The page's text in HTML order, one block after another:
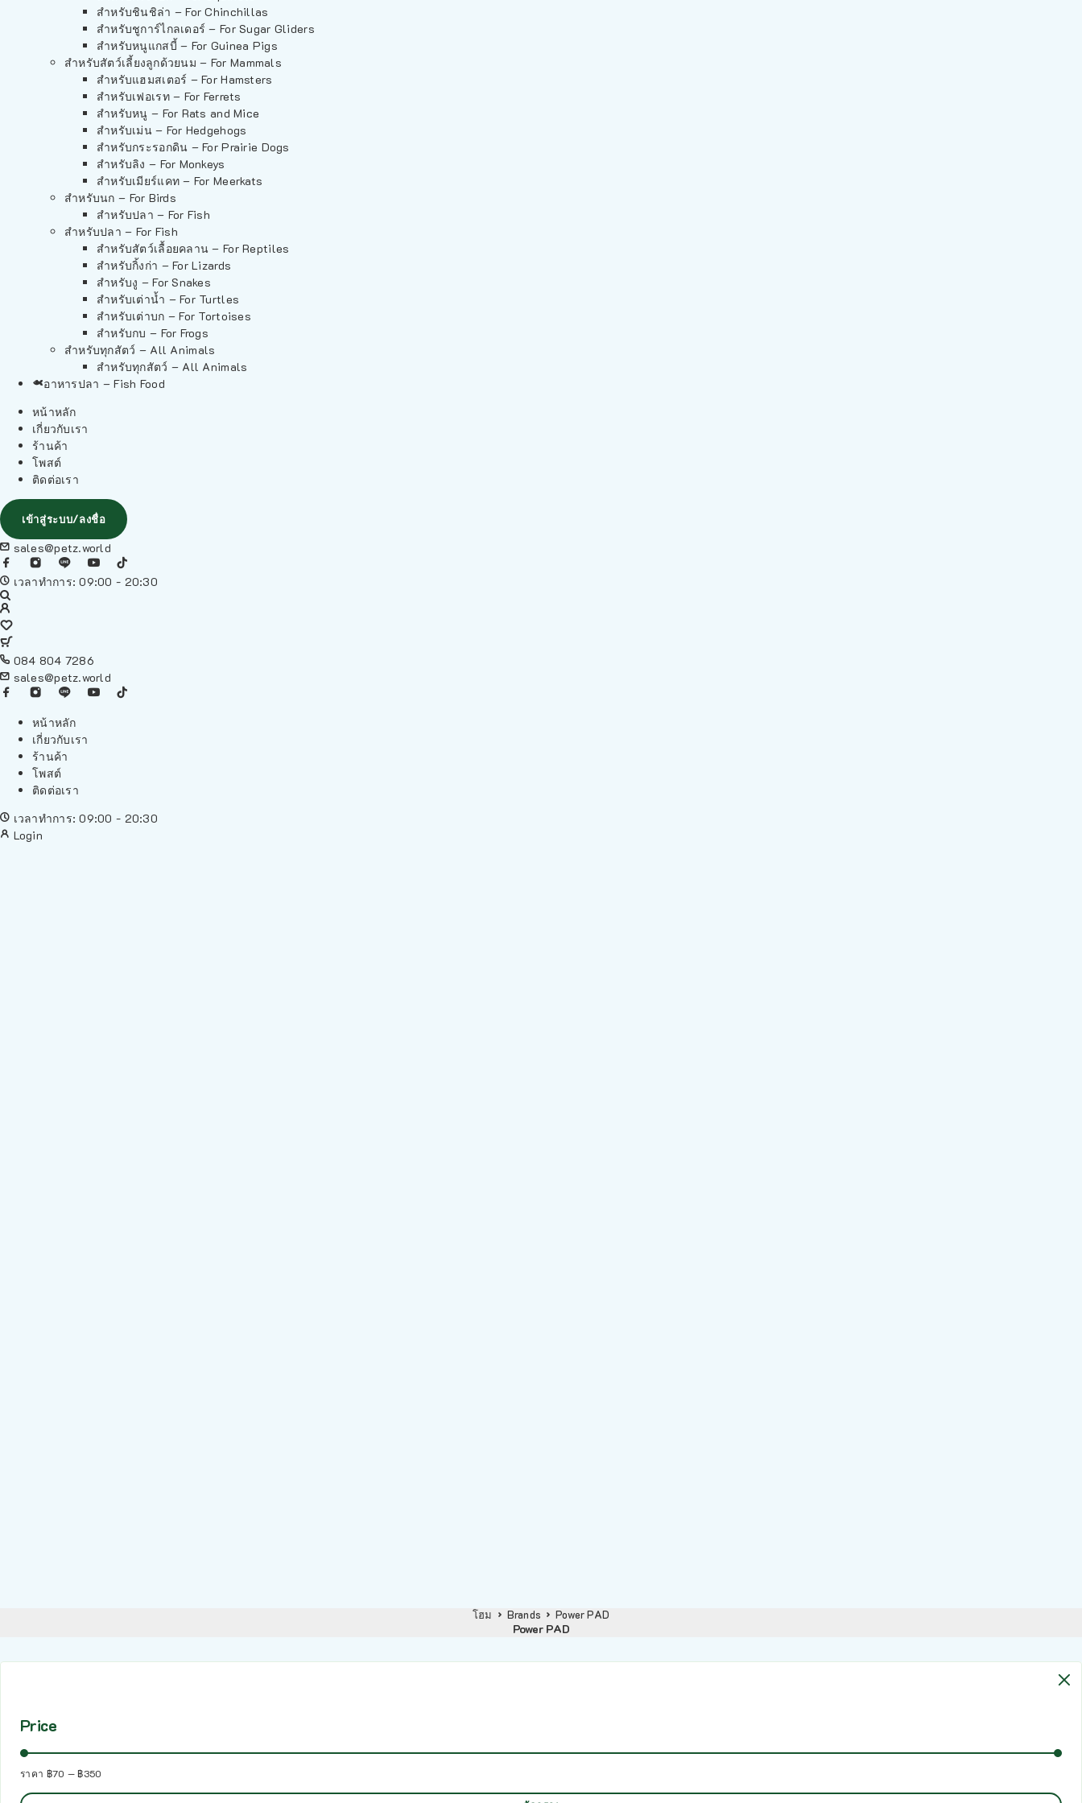
สำหรับชินชิล่า – For Chinchillas
สำหรับชูการ์ไกลเดอร์ – For Sugar Gliders
สำหรับหนูแกสบี้ – For Guinea Pigs
สำหรับสัตว์เลี้ยงลูกด้วยนม – For Mammals
สำหรับแฮมสเตอร์ – For Hamsters
สำหรับเฟอเรท – For Ferrets
สำหรับหนู – For Rats and Mice
สำหรับเม่น – For Hedgehogs
สำหรับกระรอกดิน – For Prairie Dogs
สำหรับลิง – For Monkeys
สำหรับเมียร์แคท – For Meerkats
สำหรับนก – For Birds
สำหรับปลา – For Fish
สำหรับปลา – For Fish
สำหรับสัตว์เลื้อยคลาน – For Reptiles
สำหรับกิ้งก่า – For Lizards
สำหรับงู – For Snakes
สำหรับเต่าน้ำ – For Turtles
สำหรับเต่าบก – For Tortoises
สำหรับกบ – For Frogs
สำหรับทุกสัตว์ – All Animals
สำหรับทุกสัตว์ – All Animals
อาหารปลา – Fish Food
หน้าหลัก
เกี่ยวกับเรา
ร้านค้า
โพสต์
ติดต่อเรา
เข้าสู่ระบบ/ลงชื่อ
sales@petz.world
เวลาทำการ: 09:00 - 20:30
084 804 7286
sales@petz.world
หน้าหลัก
เกี่ยวกับเรา
ร้านค้า
โพสต์
ติดต่อเรา
เวลาทำการ: 09:00 - 20:30
Login
โฮม Brands Power PAD
Power PAD
Price
ราคา ฿70 — ฿350